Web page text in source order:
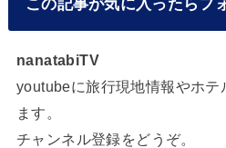
この記事が気に入ったらフ
nanatabiTV
youtubeに旅行現地情報やホテ
ます。
チャンネル登録をどうぞ。